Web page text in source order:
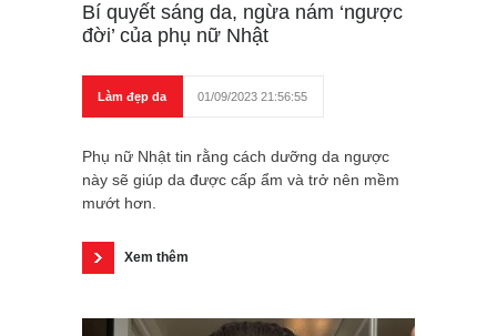
Bí quyết sáng da, ngừa nám ‘ngược
đời’ của phụ nữ Nhật
Làm đẹp da 01/09/2023 21:56:55
Phụ nữ Nhật tin rằng cách dưỡng da ngược
này sẽ giúp da được cấp ẩm và trở nên mềm
mướt hơn.
Xem thêm